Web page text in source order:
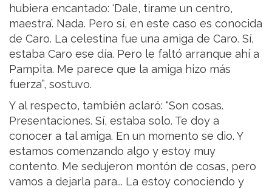
hubiera encantado: ‘Dale, tirame un centro,
maestra’. Nada. Pero sí, en este caso es conocida
de Caro. La celestina fue una amiga de Caro. Sí,
estaba Caro ese día. Pero le faltó arranque ahí a
Pampita. Me parece que la amiga hizo más
fuerza”, sostuvo.
Y al respecto, también aclaró: “Son cosas.
Presentaciones. Sí, estaba solo. Te doy a
conocer a tal amiga. En un momento se dio. Y
estamos comenzando algo y estoy muy
contento. Me sedujeron montón de cosas, pero
vamos a dejarla para... La estoy conociendo y